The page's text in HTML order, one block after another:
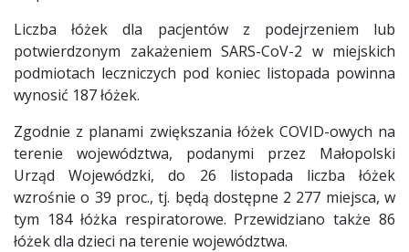
Liczba łóżek dla pacjentów z podejrzeniem lub
potwierdzonym zakażeniem SARS-CoV-2 w miejskich
podmiotach leczniczych pod koniec listopada powinna
wynosić 187 łóżek.
Zgodnie z planami zwiększania łóżek COVID-owych na
terenie województwa, podanymi przez Małopolski
Urząd Wojewódzki, do 26 listopada liczba łóżek
wzrośnie o 39 proc., tj. będą dostępne 2 277 miejsca, w
tym 184 łóżka respiratorowe. Przewidziano także 86
łóżek dla dzieci na terenie województwa.